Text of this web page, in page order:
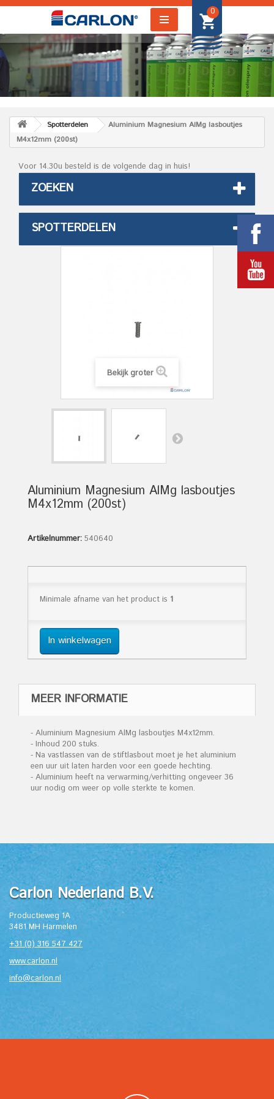
0
Spotterdelen
Aluminium Magnesium AlMg lasboutjes
M4x12mm (200st)
Voor 14.30u besteld is de volgende dag in huis!
ZOEKEN
SPOTTERDELEN
Bekijk groter
Aluminium Magnesium AlMg lasboutjes
M4x12mm (200st)
Artikelnummer: 540640
Minimale afname van het product is 1
In winkelwagen
MEER INFORMATIE
- Aluminium Magnesium AlMg lasboutjes M4x12mm.
- Inhoud 200 stuks.
- Na vastlassen van de stiftlasbout moet je het aluminium
een uur uit laten harden voor een goede hechting.
- Aluminium heeft na verwarming/verhitting ongeveer 36
uur nodig om weer op volle sterkte te komen.
Carlon Nederland B.V.
Productieweg 1A
3481 MH Harmelen
+31 (0) 316 547 427
www.carlon.nl
info@carlon.nl